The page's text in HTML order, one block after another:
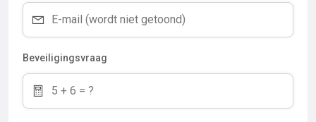
Beveiligingsvraag